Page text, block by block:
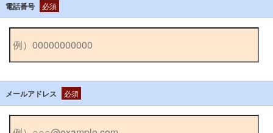
電話番号 必須
メールアドレス 必須